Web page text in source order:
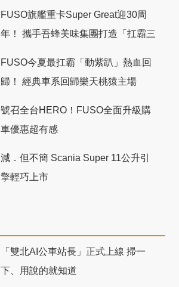
FUSO旗艦重卡Super Great迎30周
年！ 攜手吾蜂美味集團打造「扛霸三
FUSO今夏最扛霸「動紫趴」熱血回
歸！ 經典車系回歸樂天桃猿主場
號召全台HERO！FUSO全面升級購
車優惠超有感
減．但不簡 Scania Super 11公升引
擎輕巧上市
「雙北AI公車站長」正式上線 掃一
下、用說的就知道